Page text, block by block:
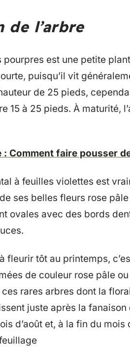
de l’arbre
pourpres est une petite
puisqu’il vit
de 25 pieds,
15 à 25 pieds. À maturité,
: Comment faire pousser
à feuilles violettes est
ses belles fleurs rose
ovales avec des bords
fleurir tôt au printemps,
de couleur rose pâle
ces rares arbres dont la
juste après la
d’août et, à la fin du mois